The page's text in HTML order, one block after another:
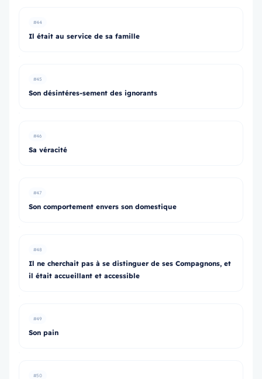
#44
Il était au service de sa famille
#45
Son désintéres-sement des ignorants
#46
Sa véracité
#47
Son comportement envers son domestique
#48
Il ne cherchait pas à se distinguer de ses Compagnons, et
il était accueillant et accessible
#49
Son pain
#50